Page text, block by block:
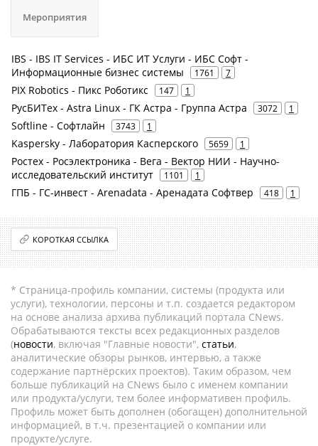
Мероприятия
IBS - IBS IT Services - ИБС ИТ Услуги - ИБС Софт -
Информационные бизнес системы
1761 7
PIX Robotics - Пикс Роботикс 147 1
РусБИТех - Astra Linux - ГК Астра - Группа Астра 3072 1
Softline - Софтлайн 3743 1
Kaspersky - Лаборатория Касперского 5659 1
Ростех - Росэлектроника - Вега - Вектор НИИ - Научно-
исследовательский институт
1101 1
ГПБ - ГС-инвест - Arenadata - Аренадата Софтвер 418 1
КОРОТКАЯ ССЫЛКА
* Страница-профиль компании, системы (продукта или
услуги), технологии, персоны и т.п. создается редактором
на основе анализа архива публикаций портала CNews.
Обрабатываются тексты всех редакционных разделов
(новости, включая "Главные новости", статьи,
аналитические обзоры рынков, интервью, а также
содержание партнёрских проектов). Таким образом, чем
больше публикаций на CNews было с именем компании
или продукта/услуги, тем более информативен профиль.
Профиль может быть дополнен (обогащен) дополнительной
информацией, в т.ч. презентацией о компании или
продукте/услуге.